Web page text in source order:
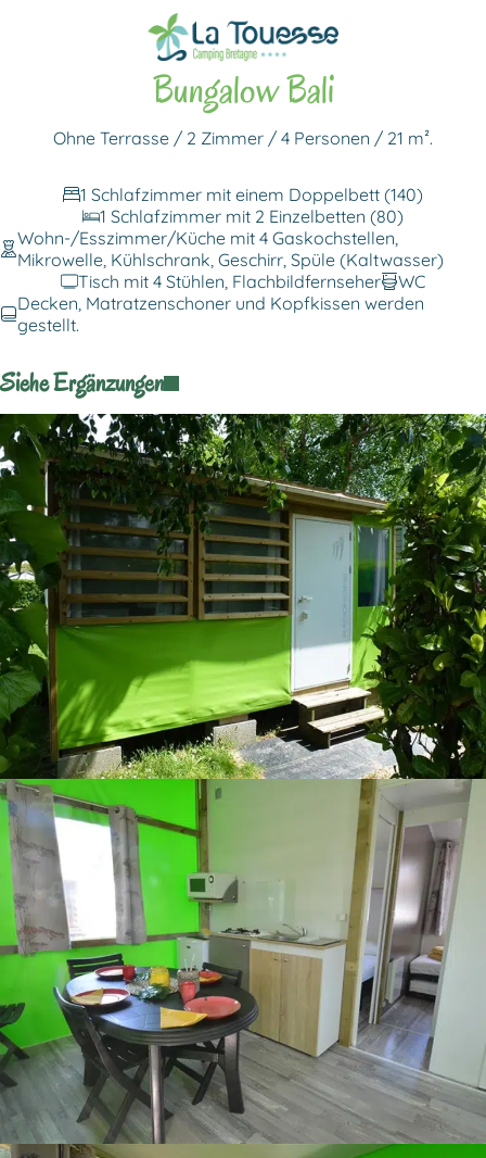
Zurück zu den Unterkünften
Bungalow Bali
Ohne Terrasse / 2 Zimmer / 4 Personen / 21 m².
1 Schlafzimmer mit einem Doppelbett (140)
1 Schlafzimmer mit 2 Einzelbetten (80)
Wohn-/Esszimmer/Küche mit 4 Gaskochstellen,
Mikrowelle, Kühlschrank, Geschirr, Spüle (Kaltwasser)
Tisch mit 4 Stühlen, Flachbildfernseher
WC
Decken, Matratzenschoner und Kopfkissen werden
gestellt.
Siehe Ergänzungen